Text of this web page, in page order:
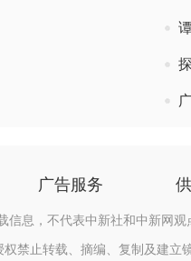
广告服务
信息，不代表中新社和中新网观
权禁止转载、摘编、复制及建立